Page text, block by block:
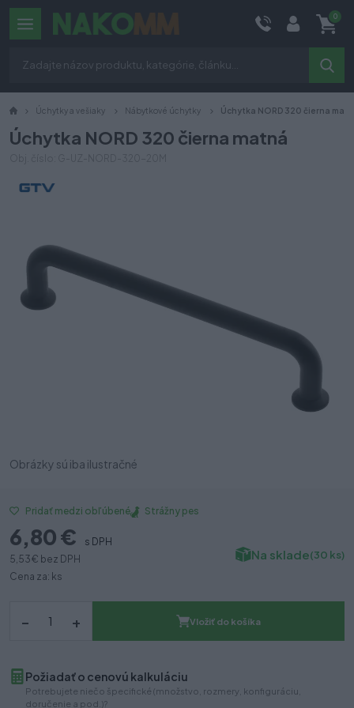
0
Úchytky a vešiaky Nábytkové úchytky Úchytka NORD 320 čierna
Úchytka NORD 320 čierna matná
Obrázky sú iba ilustračné
Pridať medzi obľúbené Strážny pes
6,80 €
s DPH
5,53 € bez DPH
Cena za: ks
Na sklade(30 ks)
– + Vložiť do košíka
Požiadať o cenovú kalkuláciu
Potrebujete niečo špecifické (množstvo, rozmery, konfiguráciu,
doručenie a pod.)?